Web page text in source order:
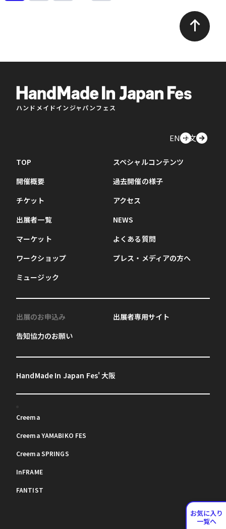
お気に入り
一覧へ
ハンドメイドインジャパンフェス
EN中文
TOP
開催概要
チケット
出展者一覧
マーケット
ワークショップ
ミュージック
スペシャルコンテンツ
過去開催の様子
アクセス
NEWS
よくある質問
プレス・メディアの方へ
出展のお申込み
告知協力のお願い
出展者専用サイト
HandMade In Japan Fes' 大阪
Creema
Creema YAMABIKO FES
Creema SPRINGS
InFRAME
FANTIST